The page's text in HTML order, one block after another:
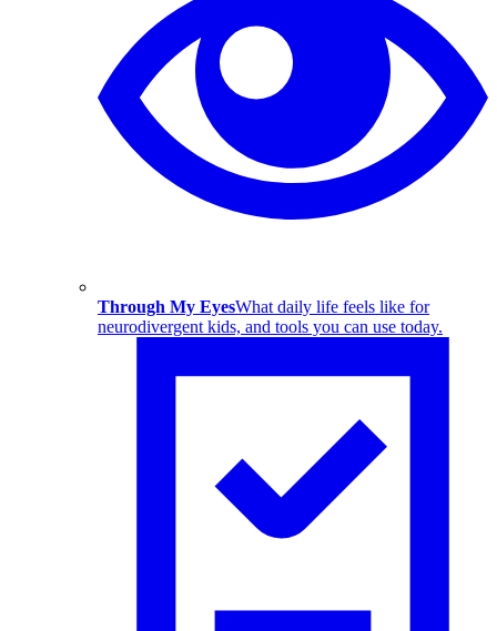
Through My EyesWhat daily life feels like for
neurodivergent kids, and tools you can use today.